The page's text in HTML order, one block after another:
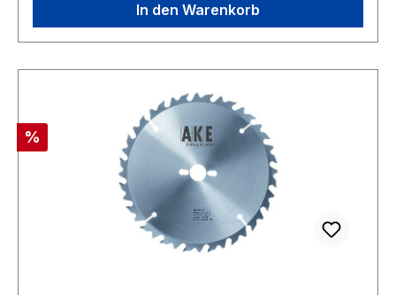
In den Warenkorb
Rabatt
%